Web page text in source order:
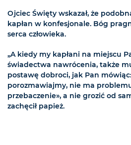
Ojciec Święty wskazał, że
kapłan w konfesjonale. Bóg
serca człowieka.
„A kiedy my kapłani na miejscu
świadectwa nawrócenia, także
postawę dobroci, jak Pan
porozmawiajmy, nie ma
przebaczenie», a nie grozić od
zachęcił papież.